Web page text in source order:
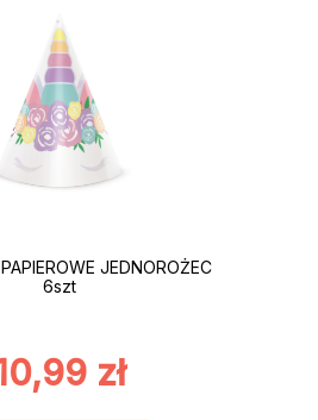
JEDNOROŻEC
6szt
zł